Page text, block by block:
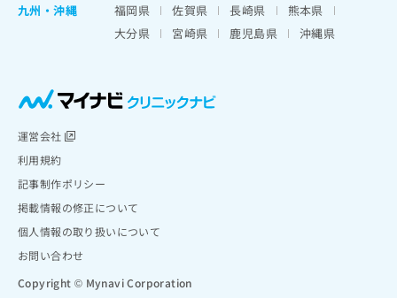
九州・沖縄
福岡県 佐賀県 長崎県
熊本県
大分県
宮崎県 鹿児島県 沖縄県
運営会社
利用規約
記事制作ポリシー
掲載情報の修正について
個人情報の取り扱いについて
お問い合わせ
Copyright © Mynavi Corporation